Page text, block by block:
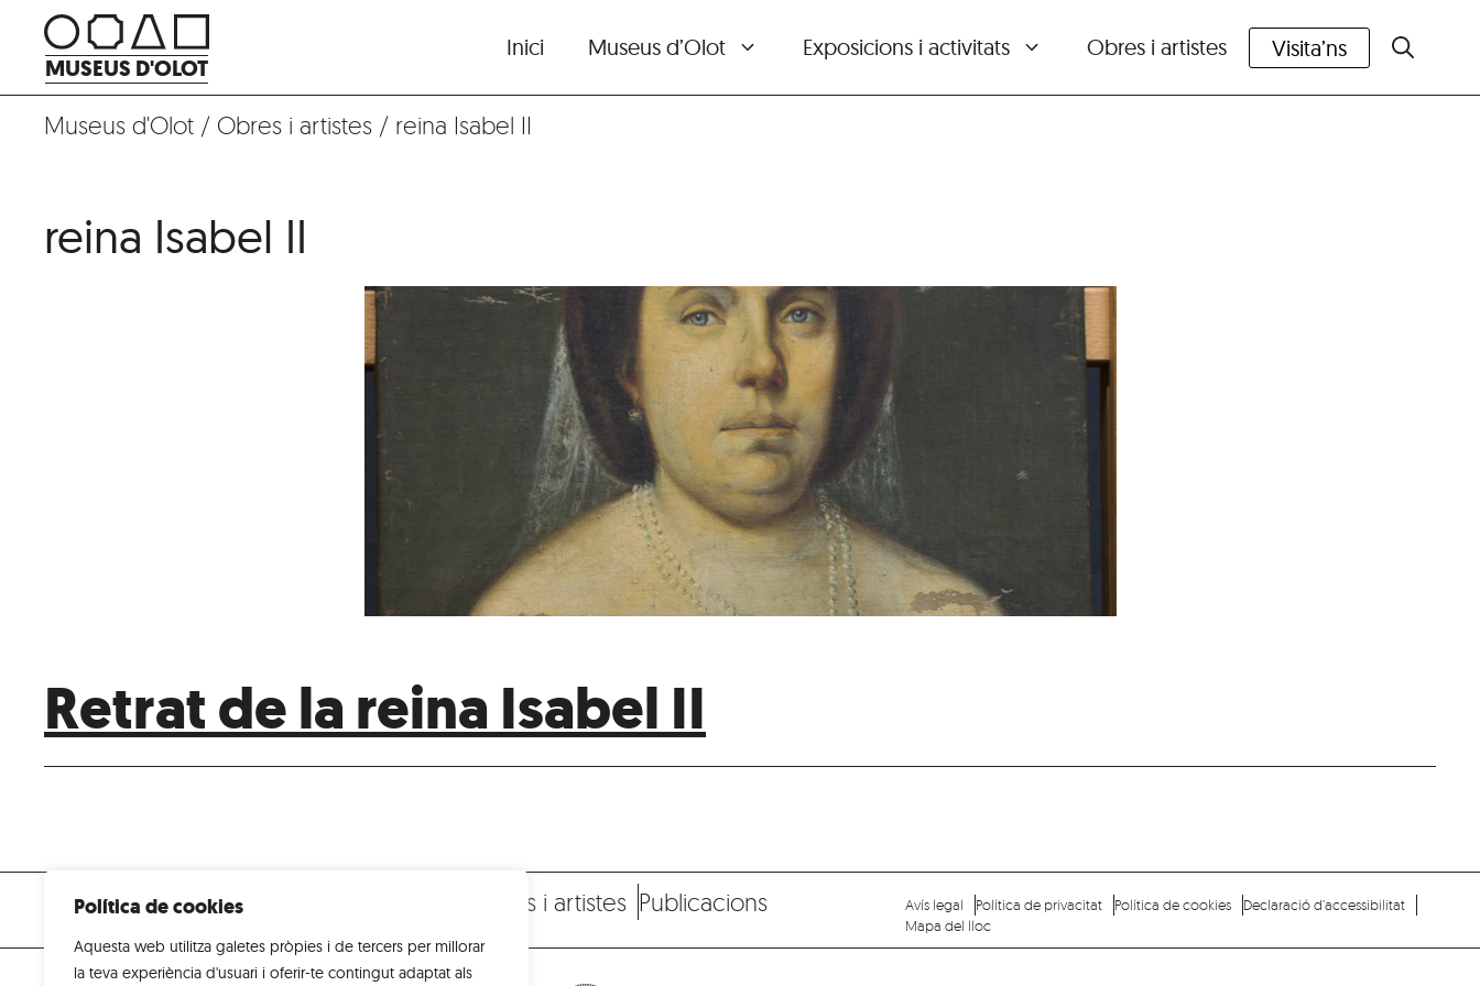
Política de cookies
Aquesta web utilitza galetes pròpies i de tercers per millorar
la teva experiència d'usuari i oferir-te contingut adaptat als
contingut
MUSEUS D'OLOT
Inici Museus d’Olot Exposicions i activitats Obres i artistes Visita’ns
Museus d'Olot / Obres i artistes / reina Isabel II
reina Isabel II
Retrat de la reina Isabel II
Museus Visita'ns Exposicions i Activitats Obres i artistes Publicacions Avís legal Política de privacitat Política de cookies
Declaració d’accessibilitat
Mapa del lloc